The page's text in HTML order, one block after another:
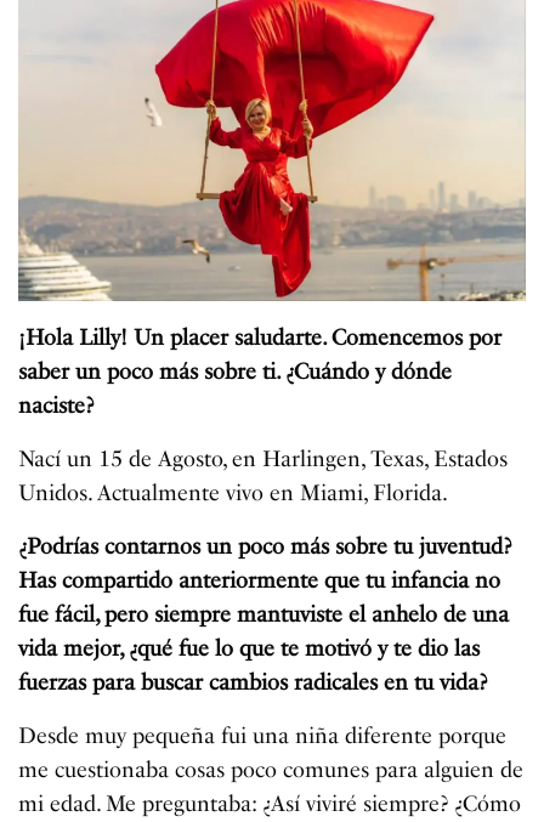
¡Hola Lilly! Un placer saludarte. Comencemos por
saber un poco más sobre ti.¿Cuándoydónde
naciste?
Nací un 15 de Agosto, en Harlingen, Texas, Estados
Unidos. Actualmente vivo en Miami, Florida.
¿Podrías contarnos un poco más sobre tu juventud?
Has compartido anteriormente que tu infancia no
fue fácil, pero siempre mantuviste el anhelo de una
vida mejor, ¿qué fue lo que te motivó y te dio las
fuerzas para buscar cambios radicales en tu vida?
Desde muy pequeña fui una niña diferente porque
me cuestionaba cosas poco comunes para alguien de
mi edad. Me preguntaba: ¿Así viviré siempre? ¿Cómo